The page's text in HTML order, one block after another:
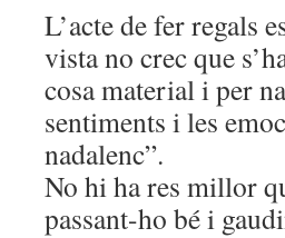
L’acte de fer regals
vista no crec que
cosa material i per
sentiments i les
nadalenc”.
No hi ha res millor
passant-ho bé i